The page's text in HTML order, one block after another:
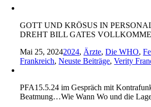
GOTT UND KRÖSUS IN
DREHT BILL GATES
Mai 25, 20242024, Ärzte,Die WHO,
Frankreich,Neuste Beiträge,Verity
PFA15.5.24 im Gespräch mit
Beatmung…Wie Wann Wo und die